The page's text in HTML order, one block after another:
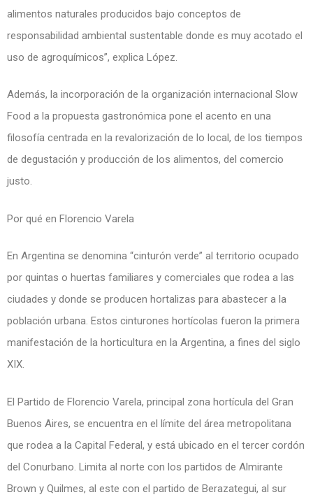
alimentos naturales producidos bajo conceptos de
responsabilidad ambiental sustentable donde es muy acotado el
uso de agroquímicos”, explica López.
Además, la incorporación de la organización internacional Slow
Food a la propuesta gastronómica pone el acento en una
filosofía centrada en la revalorización de lo local, de los tiempos
de degustación y producción de los alimentos, del comercio
justo.
Por qué en Florencio Varela
En Argentina se denomina “cinturón verde” al territorio ocupado
por quintas o huertas familiares y comerciales que rodea a las
ciudades y donde se producen hortalizas para abastecer a la
población urbana. Estos cinturones hortícolas fueron la primera
manifestación de la horticultura en la Argentina, a fines del siglo
XIX.
El Partido de Florencio Varela, principal zona hortícula del Gran
Buenos Aires, se encuentra en el límite del área metropolitana
que rodea a la Capital Federal, y está ubicado en el tercer cordón
del Conurbano. Limita al norte con los partidos de Almirante
Brown y Quilmes, al este con el partido de Berazategui, al sur